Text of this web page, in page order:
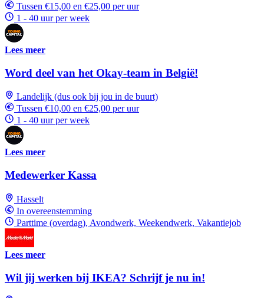
Tussen €15,00 en €25,00 per uur
1 - 40 uur per week
Lees meer
Word deel van het Okay-team in België!
Landelijk (dus ook bij jou in de buurt)
Tussen €10,00 en €25,00 per uur
1 - 40 uur per week
Lees meer
Medewerker Kassa
Hasselt
In overeenstemming
Parttime (overdag), Avondwerk, Weekendwerk, Vakantiejob
Lees meer
Wil jij werken bij IKEA? Schrijf je nu in!